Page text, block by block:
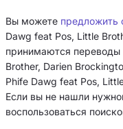
Вы можете предложить
Dawg feat Pos, Little
принимаются переводы
Brother, Darien
Phife Dawg feat Pos,
Если вы не нашли
воспользоваться